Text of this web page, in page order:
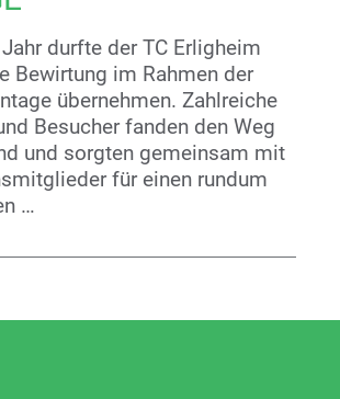
durfte der TC Erligheim
Bewirtung im Rahmen der
übernehmen. Zahlreiche
Besucher fanden den Weg
und sorgten gemeinsam mit
für einen rundum
…